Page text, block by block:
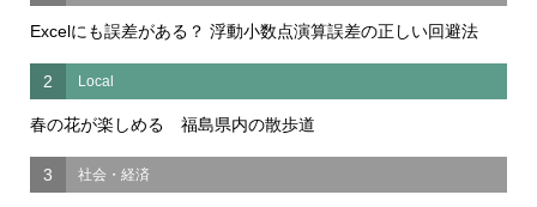
Excelにも誤差がある？ 浮動小数点演算誤差の正しい回避法
2 Local
春の花が楽しめる 福島県内の散歩道
3 社会・経済